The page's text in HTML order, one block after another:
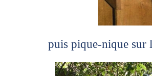
puis pique-nique sur